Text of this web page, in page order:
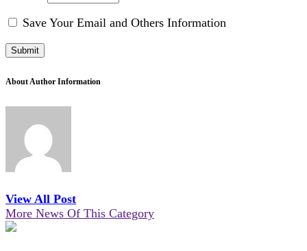
Save Your Email and Others Information
About Author Information
View All Post
More News Of This Category